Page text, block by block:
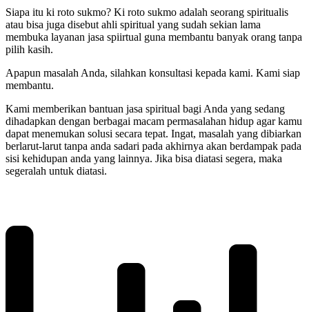
Siapa itu ki roto sukmo? Ki roto sukmo adalah seorang spiritualis
atau bisa juga disebut ahli spiritual yang sudah sekian lama
membuka layanan jasa spiirtual guna membantu banyak orang tanpa
pilih kasih.
Apapun masalah Anda, silahkan konsultasi kepada kami. Kami siap
membantu.
Kami memberikan bantuan jasa spiritual bagi Anda yang sedang
dihadapkan dengan berbagai macam permasalahan hidup agar kamu
dapat menemukan solusi secara tepat. Ingat, masalah yang dibiarkan
berlarut-larut tanpa anda sadari pada akhirnya akan berdampak pada
sisi kehidupan anda yang lainnya. Jika bisa diatasi segera, maka
segeralah untuk diatasi.